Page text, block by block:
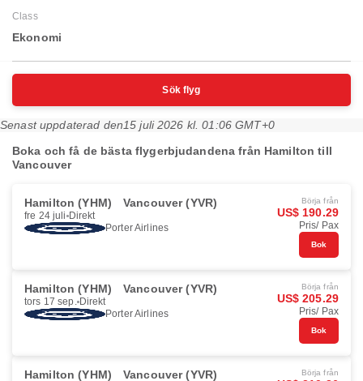
Class
Ekonomi
Sök flyg
Senast uppdaterad den15 juli 2026 kl. 01:06 GMT+0
Boka och få de bästa flygerbjudandena från Hamilton till
Vancouver
Hamilton (YHM) Vancouver (YVR)
fre 24 juli Direkt
Porter Airlines
Börja från
US$ 190.29
Pris/ Pax
Bok
Hamilton (YHM) Vancouver (YVR)
tors 17 sep. Direkt
Porter Airlines
Börja från
US$ 205.29
Pris/ Pax
Bok
Hamilton (YHM) Vancouver (YVR) Börja från